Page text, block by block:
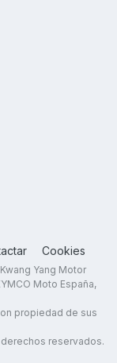
Cookies
Yang Motor
Moto España,
propiedad de sus
reservados.